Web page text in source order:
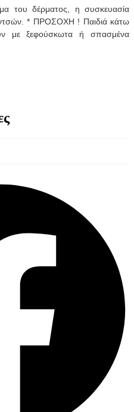
του δέρματος
η συσκευασία
* ΠΡΟΣΟΧΗ ! Παιδιά κάτω
με ξεφούσκωτα ή σπασμένα